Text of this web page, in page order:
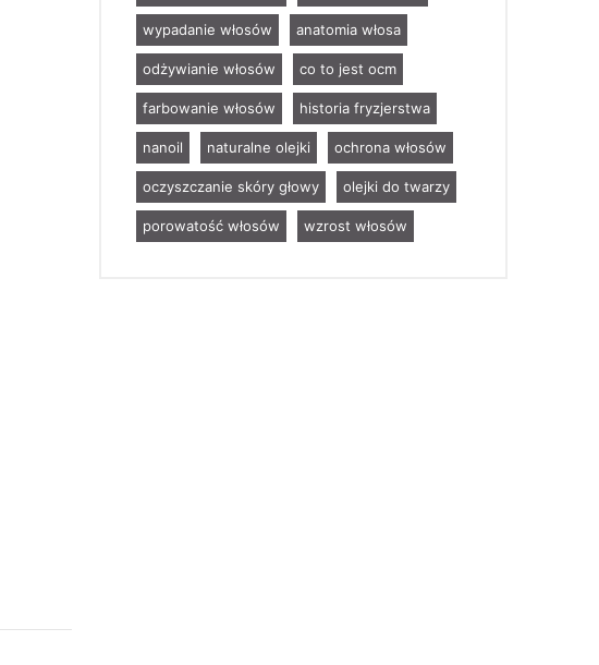
wypadanie włosów anatomia włosa
odżywianie włosów co to jest ocm
farbowanie włosów historia fryzjerstwa
nanoil naturalne olejki ochrona włosów
oczyszczanie skóry głowy olejki do twarzy
porowatość włosów wzrost włosów